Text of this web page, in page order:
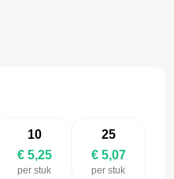
10
€ 5,25
per stuk
25
€ 5,07
per stuk